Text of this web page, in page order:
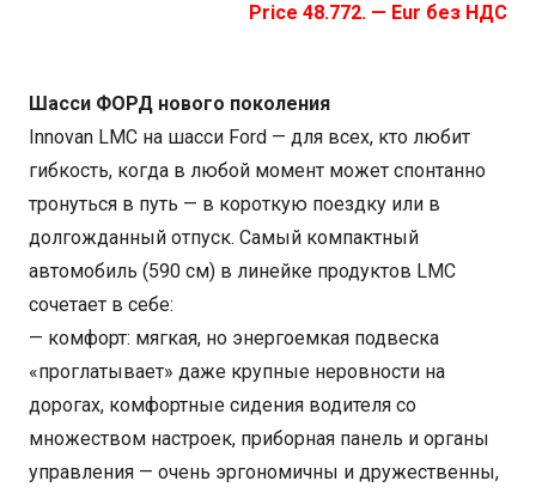
Price 48.772. — Eur без НДС
Шасси ФОРД нового поколения
Innovan LMC на шасси Ford — для всех, кто любит
гибкость, когда в любой момент может спонтанно
тронуться в путь — в короткую поездку или в
долгожданный отпуск. Самый компактный
автомобиль (590 см) в линейке продуктов LMC
сочетает в себе:
— комфорт: мягкая, но энергоемкая подвеска
«проглатывает» даже крупные неровности на
дорогах, комфортные сидения водителя со
множеством настроек, приборная панель и органы
управления — очень эргономичны и дружественны,